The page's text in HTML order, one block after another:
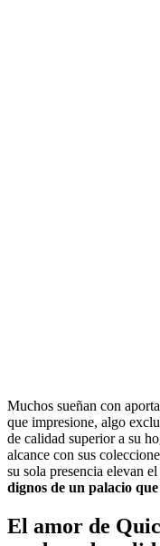
Muchos sueñan con
que impresione, algo
de calidad superior a su
alcance con sus
su sola presencia elevan
dignos de un palacio
El amor de